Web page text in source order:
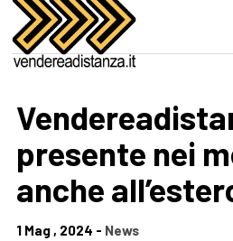
Skip
content
presente nei
anche
1 Mag , 2024 - News